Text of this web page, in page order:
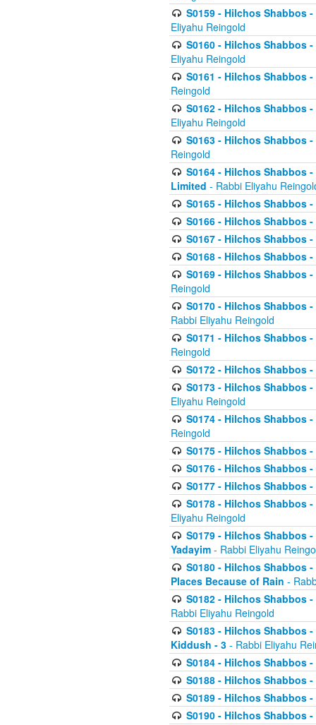
S0159 - Hilchos Shabbos
Eliyahu Reingold
S0160 - Hilchos Shabbos
Eliyahu Reingold
S0161 - Hilchos Shabbos
Reingold
S0162 - Hilchos Shabbos
Eliyahu Reingold
S0163 - Hilchos Shabbos
Reingold
S0164 - Hilchos Shabbos
Limited - Rabbi Eliyahu
S0165 - Hilchos Shabbos
S0166 - Hilchos Shabbos
S0167 - Hilchos Shabbos
S0168 - Hilchos Shabbos
S0169 - Hilchos Shabbos
Reingold
S0170 - Hilchos Shabbos
Rabbi Eliyahu Reingold
S0171 - Hilchos Shabbos
Reingold
S0172 - Hilchos Shabbos
S0173 - Hilchos Shabbos
Eliyahu Reingold
S0174 - Hilchos Shabbos
Reingold
S0175 - Hilchos Shabbos
S0176 - Hilchos Shabbos
S0177 - Hilchos Shabbos
S0178 - Hilchos Shabbos
Eliyahu Reingold
S0179 - Hilchos Shabbos
Yadayim - Rabbi Eliyahu
S0180 - Hilchos Shabbos
Places Because of Rain -
S0182 - Hilchos Shabbos
Rabbi Eliyahu Reingold
S0183 - Hilchos Shabbos
Kiddush - 3 - Rabbi Eliyahu
S0184 - Hilchos Shabbos
S0188 - Hilchos Shabbos
S0189 - Hilchos Shabbos
S0190 - Hilchos Shabbos